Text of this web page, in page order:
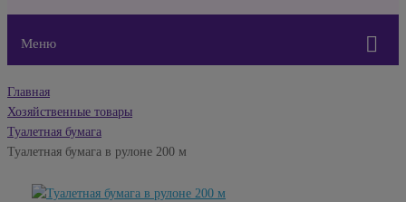
Меню
Главная
Хозяйственные товары
Туалетная бумага
Туалетная бумага в рулоне 200 м